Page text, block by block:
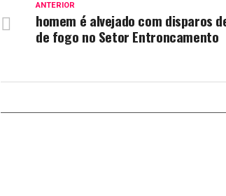
ANTERIOR
homem é alvejado com disparos
de fogo no Setor Entroncamento